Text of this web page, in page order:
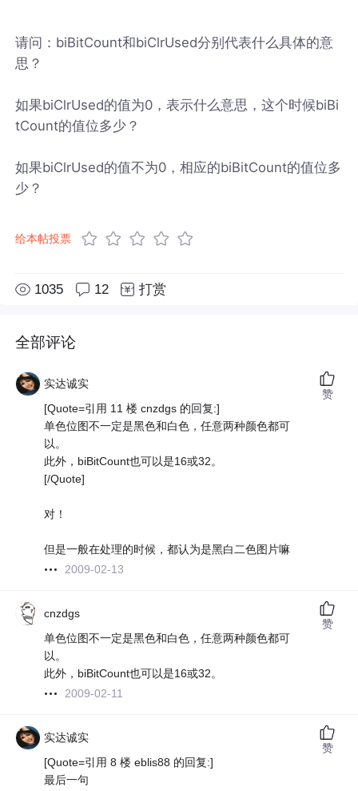
请问：biBitCount和biClrUsed分别代表什么具体的意
思？
如果biClrUsed的值为0，表示什么意思，这个时候biBi
tCount的值位多少？
如果biClrUsed的值不为0，相应的biBitCount的值位多
少？
给本帖投票
1035 12 打赏
全部评论
实达诚实
[Quote=引用 11 楼 cnzdgs 的回复:]
单色位图不一定是黑色和白色，任意两种颜色都可
以。
此外，biBitCount也可以是16或32。
[/Quote]
对！
但是一般在处理的时候，都认为是黑白二色图片嘛
2009-02-13
赞
cnzdgs
单色位图不一定是黑色和白色，任意两种颜色都可
以。
此外，biBitCount也可以是16或32。
2009-02-11
赞
实达诚实
[Quote=引用 8 楼 eblis88 的回复:]
最后一句
赞